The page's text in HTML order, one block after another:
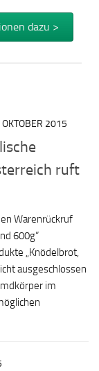
dazu >
OKTOBER 2015
ruft
Warenrückruf
600g“
„Knödelbrot,
ausgeschlossen
im